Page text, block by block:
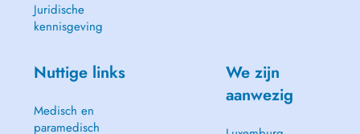
Juridische
kennisgeving
Nuttige links
Medisch en
paramedisch
We zijn
aanwezig